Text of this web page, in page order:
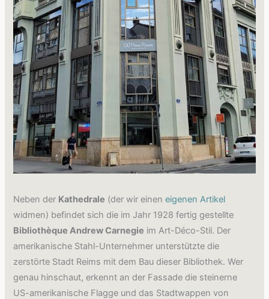
Neben der Kathedrale (der wir eineneigenen Artikel
widmen) befindet sich die im Jahr 1928 fertig gestellte
Bibliothèque Andrew Carnegie im Art-Déco-Stil. Der
amerikanische Stahl-Unternehmer unterstützte die
zerstörte Stadt Reims mit dem Bau dieser Bibliothek. Wer
genau hinschaut, erkennt an der Fassade die steinerne
US-amerikanische Flagge und das Stadtwappen von